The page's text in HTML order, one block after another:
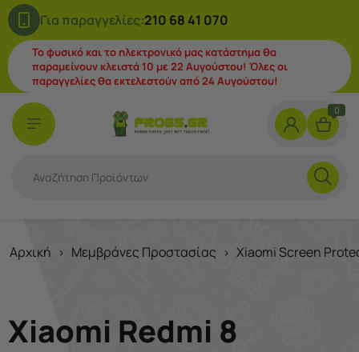
Για παραγγελίες:210 68 41 070
Το φυσικό και το ηλεκτρονικό μας κατάστημα θα
παραμείνουν κλειστά 10 με 22 Αυγούστου! Όλες οι
παραγγελίες θα εκτελεστούν από 24 Αυγούστου!
0
Αρχική > Μεμβράνες Προστασίας > Xiaomi Screen
Xiaomi Redmi 8